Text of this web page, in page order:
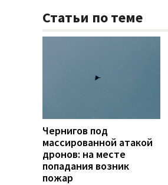
Статьи по теме
Чернигов под
массированной атакой
дронов: на месте
попадания возник
пожар